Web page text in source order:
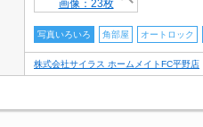
画像：23枚
写真いろいろ 角部屋 オートロック
株式会社サイラス ホームメイトFC平野店